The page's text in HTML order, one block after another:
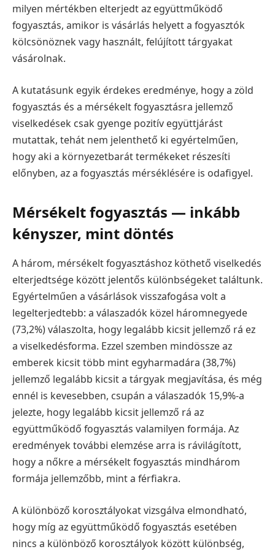
milyen mértékben elterjedt az együttműködő
fogyasztás, amikor is vásárlás helyett a fogyasztók
kölcsönöznek vagy használt, felújított tárgyakat
vásárolnak.
A kutatásunk egyik érdekes eredménye, hogy a zöld
fogyasztás és a mérsékelt fogyasztásra jellemző
viselkedések csak gyenge pozitív együttjárást
mutattak, tehát nem jelenthető ki egyértelműen,
hogy aki a környezetbarát termékeket részesíti
előnyben, az a fogyasztás mérséklésére is odafigyel.
Mérsékelt fogyasztás — inkább
kényszer, mint döntés
A három, mérsékelt fogyasztáshoz köthető viselkedés
elterjedtsége között jelentős különbségeket találtunk.
Egyértelműen a vásárlások visszafogása volt a
legelterjedtebb: a válaszadók közel háromnegyede
(73,2%) válaszolta, hogy legalább kicsit jellemző rá ez
a viselkedésforma. Ezzel szemben mindössze az
emberek kicsit több mint egyharmadára (38,7%)
jellemző legalább kicsit a tárgyak megjavítása, és még
ennél is kevesebben, csupán a válaszadók 15,9%-a
jelezte, hogy legalább kicsit jellemző rá az
együttműködő fogyasztás valamilyen formája. Az
eredmények további elemzése arra is rávilágított,
hogy a nőkre a mérsékelt fogyasztás mindhárom
formája jellemzőbb, mint a férfiakra.
A különböző korosztályokat vizsgálva elmondható,
hogy míg az együttműködő fogyasztás esetében
nincs a különböző korosztályok között különbség,